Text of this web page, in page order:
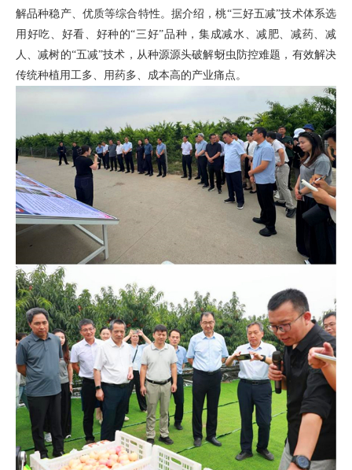
解品种稳产、优质等综合特性。据介绍，桃“三好五减”技术体系选
用好吃、好看、好种的“三好”品种，集成减水、减肥、减药、减
人、减树的“五减”技术，从种源源头破解蚜虫防控难题，有效解决
传统种植用工多、用药多、成本高的产业痛点。